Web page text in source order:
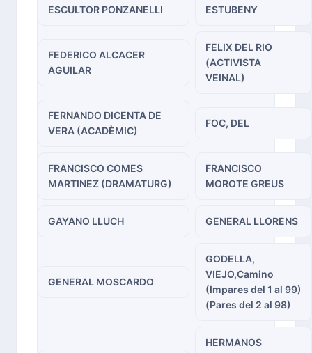
ESCULTOR PONZANELLI ESTUBENY
FEDERICO ALCACER
AGUILAR
FELIX DEL RIO
(ACTIVISTA
VEINAL)
FERNANDO DICENTA DE
VERA (ACADÈMIC)
FOC, DEL
FRANCISCO COMES
MARTINEZ (DRAMATURG)
FRANCISCO
MOROTE GREUS
GAYANO LLUCH GENERAL LLORENS
GENERAL MOSCARDO
GODELLA,
VIEJO,Camino
(Impares del 1 al 99)
(Pares del 2 al 98)
HERMANOS